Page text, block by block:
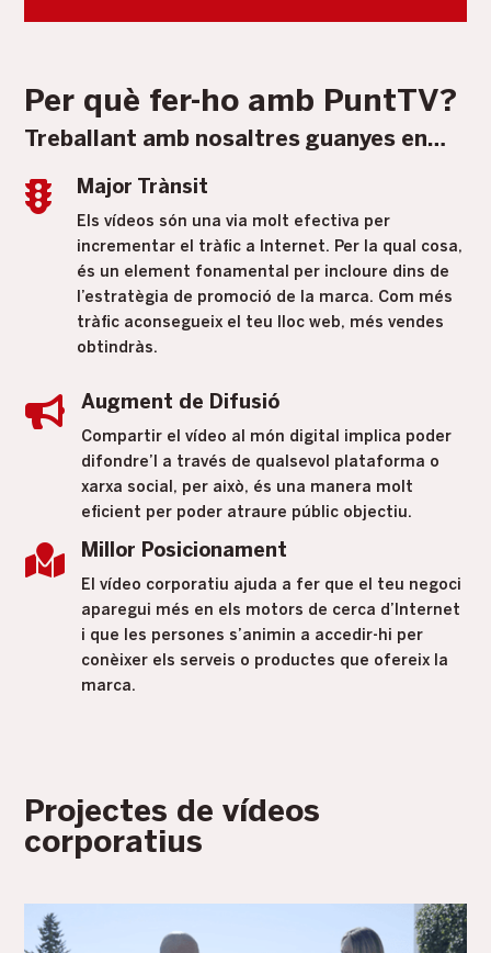
Per què fer-ho amb PuntTV?
Treballant amb nosaltres guanyes en…
 Major Trànsit
Els vídeos són una via molt efectiva per
incrementar el tràfic a Internet. Per la qual cosa,
és un element fonamental per incloure dins de
l’estratègia de promoció de la marca. Com més
tràfic aconsegueix el teu lloc web, més vendes
obtindràs.
 Augment de Difusió
Compartir el vídeo al món digital implica poder
difondre’l a través de qualsevol plataforma o
xarxa social, per això, és una manera molt
eficient per poder atraure públic objectiu.
 Millor Posicionament
El vídeo corporatiu ajuda a fer que el teu negoci
aparegui més en els motors de cerca d’Internet
i que les persones s’animin a accedir-hi per
conèixer els serveis o productes que ofereix la
marca.
Projectes de vídeos
corporatius